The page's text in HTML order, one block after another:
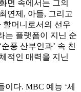
면 속에서는 그의
연제, 아들, 그리고
할머니로서의 선우
는 플랫폼이 지닌 순
풍 산부인과’ 속 친
적인 매력을 지닌
다. MBC 예능 ‘세